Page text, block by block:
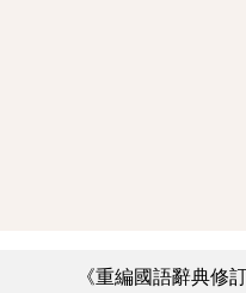
《重編國語辭典修